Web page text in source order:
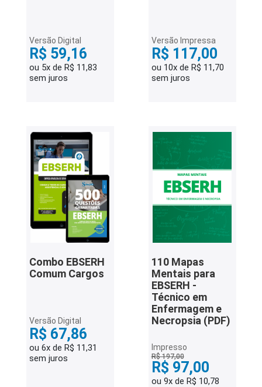
Versão Digital
R$ 59,16
ou 5x de R$ 11,83
sem juros
Versão Impressa
R$ 117,00
ou 10x de R$ 11,70
sem juros
Combo EBSERH
Comum Cargos
Versão Digital
R$ 67,86
ou 6x de R$ 11,31
sem juros
110 Mapas
Mentais para
EBSERH -
Técnico em
Enfermagem e
Necropsia (PDF)
Impresso
R$ 197,00
R$ 97,00
ou 9x de R$ 10,78